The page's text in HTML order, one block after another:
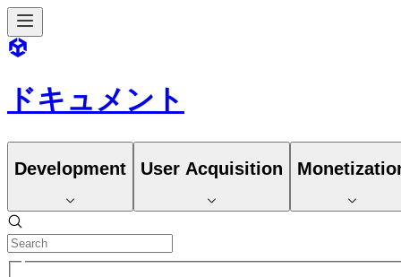
ドキュメント
Development User Acquisition